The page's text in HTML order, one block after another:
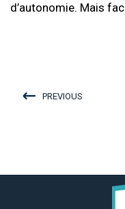
d’autonomie. Mais
PREVIOUS